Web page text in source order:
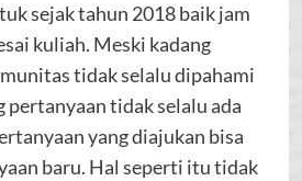
sejak tahun 2018 baik jam
kuliah. Meski kadang
tidak selalu dipahami
pertanyaan tidak selalu ada
yang diajukan bisa
baru. Hal seperti itu tidak